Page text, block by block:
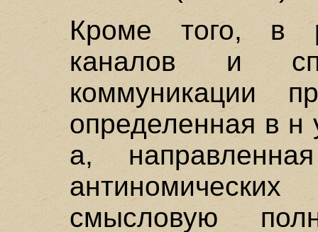
Кроме того, в
каналов и
коммуникации
определенная в
а,
смысловую